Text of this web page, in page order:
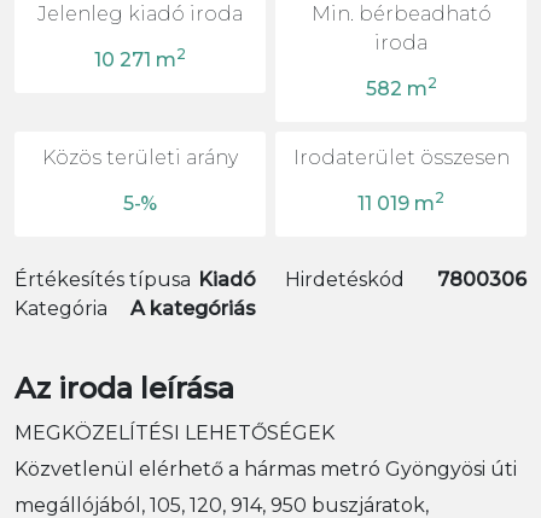
Jelenleg kiadó iroda
10 271 m2
Min. bérbeadható
iroda
582 m2
Közös területi arány
5-%
Irodaterület összesen
11 019 m2
Értékesítés típusa Kiadó
Kategória
A kategóriás
Hirdetéskód 7800306
Az iroda leírása
MEGKÖZELÍTÉSI LEHETŐSÉGEK
Közvetlenül elérhető a hármas metró Gyöngyösi úti
megállójából, 105, 120, 914, 950 buszjáratok,